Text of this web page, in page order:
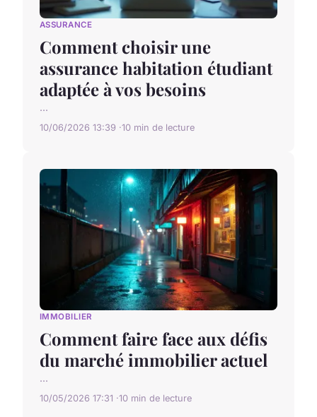
ASSURANCE
Comment choisir une
assurance habitation étudiant
adaptée à vos besoins
...
10/06/2026 13:39 10 min de lecture
IMMOBILIER
Comment faire face aux défis
du marché immobilier actuel
...
10/05/2026 17:31 10 min de lecture